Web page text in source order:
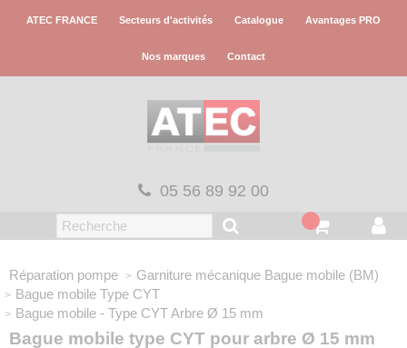
ATEC FRANCE Secteurs d'activités Catalogue Avantages PRO
Nos marques Contact
05 56 89 92 00
Réparation pompe Garniture mécanique Bague mobile (BM)
Bague mobile Type CYT
Bague mobile - Type CYTArbre Ø 15 mm
Bague mobile type CYT pour arbre Ø 15 mm